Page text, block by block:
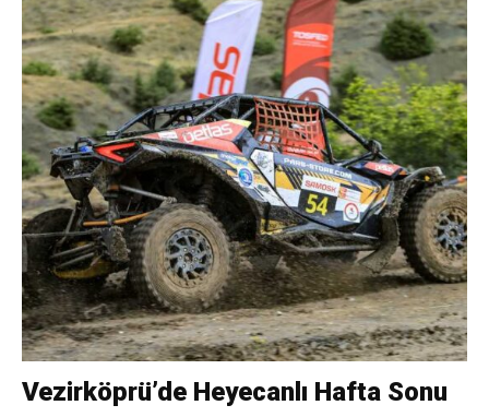
Vezirköprü’de Heyecanlı Hafta Sonu